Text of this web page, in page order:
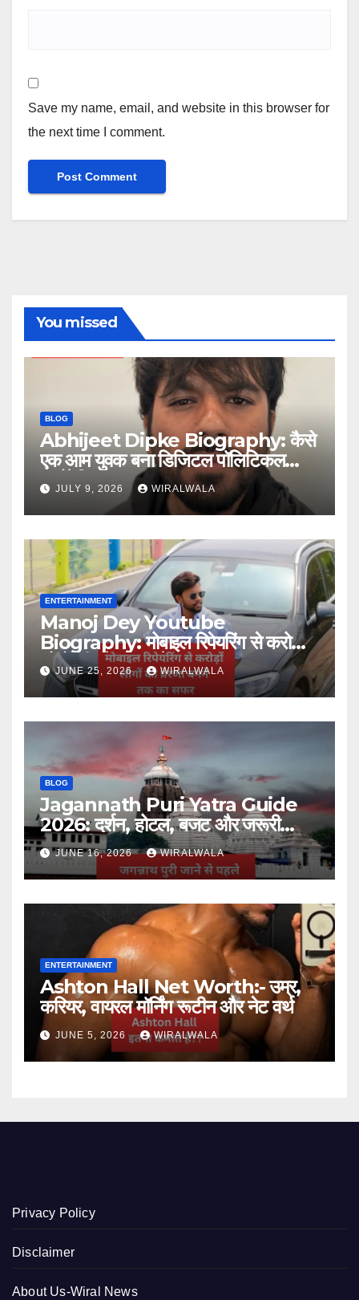
Save my name, email, and website in this browser for
the next time I comment.
You missed
BLOG
Abhijeet Dipke Biography: कैसे
एक आम युवक बना डिजिटल पॉलिटिकल
स्ट्रैटेजिस्ट
JULY 9, 2026 WIRALWALA
ENTERTAINMENT
Manoj Dey Youtube
Biography: मोबाइल रिपेयरिंग से करोड़ों
लोगों की प्रेरणा बनने तक का सफर
JUNE 25, 2026 WIRALWALA
BLOG
Jagannath Puri Yatra Guide
2026: दर्शन, होटल, बजट और जरूरी
जानकारी
JUNE 16, 2026 WIRALWALA
ENTERTAINMENT
Ashton Hall Net Worth:- उम्र,
करियर, वायरल मॉर्निंग रूटीन और नेट वर्थ
JUNE 5, 2026 WIRALWALA
Privacy Policy
Disclaimer
About Us-Wiral News